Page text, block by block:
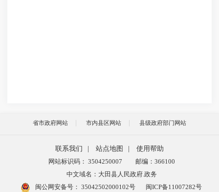
省市政府网站 市内县区网站 县级政府部门网站
联系我们 站点地图
使用帮助
网站标识码： 3504250007
邮编：366100
中文域名：大田县人民政府.政务
闽公网安备号： 35042502000102号 闽ICP备11007282号